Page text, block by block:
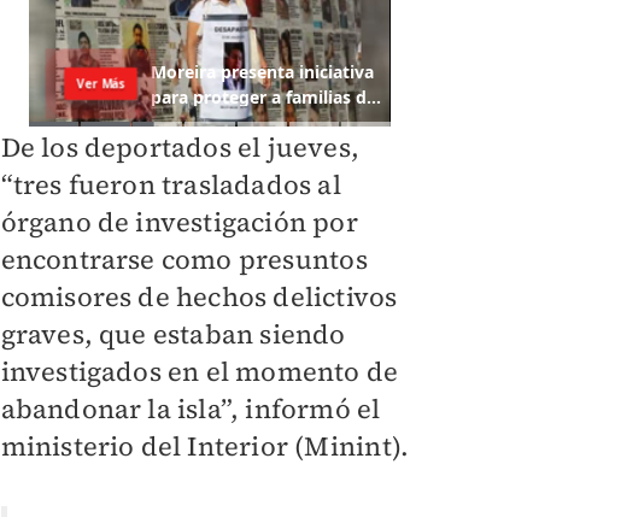
De los deportados el jueves,
“tres fueron trasladados al
órgano de investigación por
encontrarse como presuntos
comisores de hechos delictivos
graves, que estaban siendo
investigados en el momento de
abandonar la isla”, informó el
ministerio del Interior (Minint).